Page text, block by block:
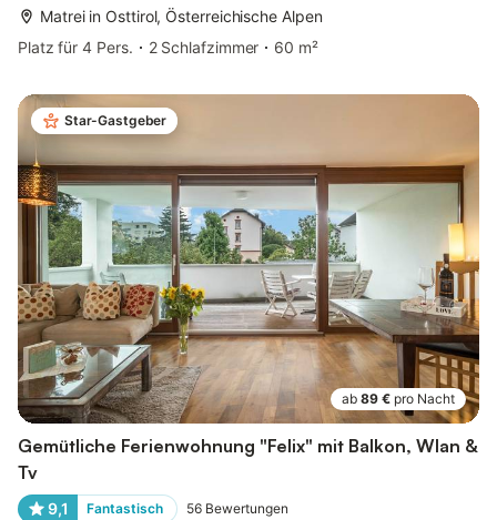
Matrei in Osttirol, Österreichische Alpen
Platz für 4 Pers.
2 Schlafzimmer 60 m²
Star-Gastgeber
ab 89 € pro Nacht
Gemütliche Ferienwohnung "Felix" mit Balkon, Wlan &
Tv
9,1 Fantastisch 56 Bewertungen